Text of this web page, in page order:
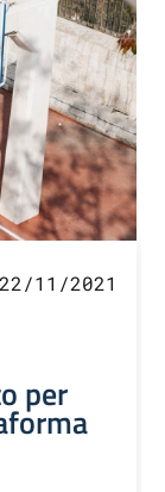
22/11/2021
per